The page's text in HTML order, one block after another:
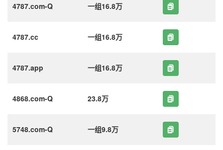
4787.com-Q 一组16.8万
4787.cc 一组16.8万
4787.app 一组16.8万
4868.com-Q 23.8万
5748.com-Q 一组9.8万